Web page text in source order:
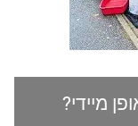
מיידי?